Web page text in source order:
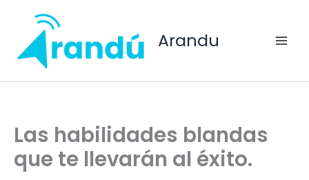
contenido
Arandu
Las habilidades blandas
que te llevarán al éxito.